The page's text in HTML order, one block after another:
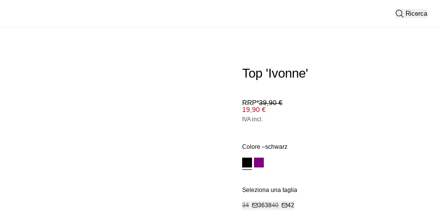
Ricerca
Top 'Ivonne'
RRP*39,90 €
19,90 €
IVA incl.
Colore –schwarz
Seleziona una taglia
34 363840 42